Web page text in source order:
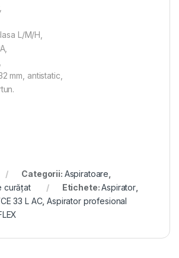
L/M/H,
mm, antistatic,
Categorii: Aspiratoare
curățat
Etichete:Aspirator
33 L AC,Aspirator profesional